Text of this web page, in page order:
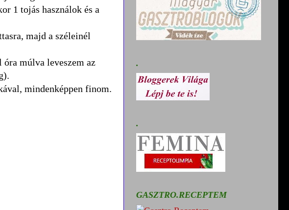
1 tojás használok és a
majd a széleinél
múlva leveszem az
mindenképpen finom.
.
.
GASZTRO.RECEPTEM